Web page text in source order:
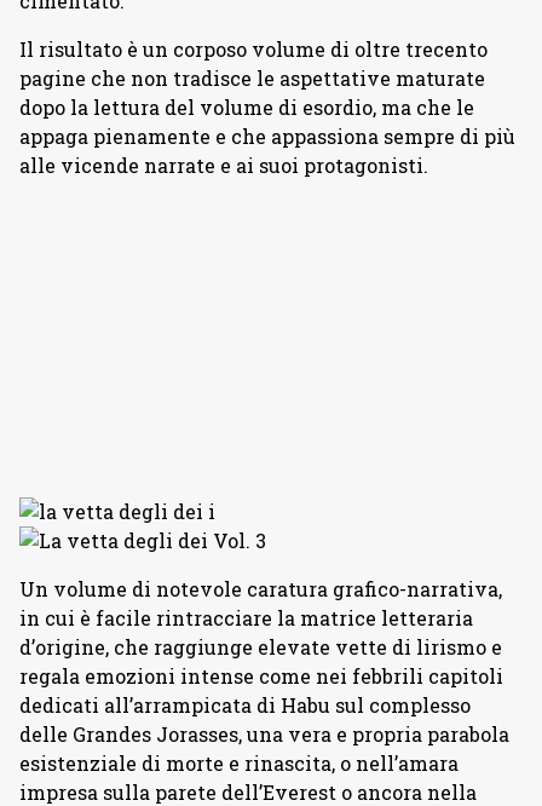
Il risultato è un corposo volume di oltre trecento
pagine che non tradisce le aspettative maturate
dopo la lettura del volume di esordio, ma che le
appaga pienamente e che appassiona sempre di più
alle vicende narrate e ai suoi protagonisti.
Un volume di notevole caratura grafico-narrativa,
in cui è facile rintracciare la matrice letteraria
d’origine, che raggiunge elevate vette di lirismo e
regala emozioni intense come nei febbrili capitoli
dedicati all’arrampicata di Habu sul complesso
delle Grandes Jorasses, una vera e propria parabola
esistenziale di morte e rinascita, o nell’amara
impresa sulla parete dell’Everest o ancora nella